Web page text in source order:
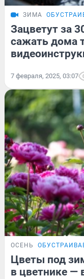
ЗИМА
Зацветут за
сажать дома
7 февраля, 2025, 03:07
ОСЕНЬ
Цветы под
в цветнике —